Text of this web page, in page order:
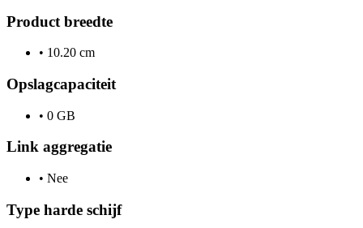
Product breedte
• 10.20 cm
Opslagcapaciteit
• 0 GB
Link aggregatie
• Nee
Type harde schijf